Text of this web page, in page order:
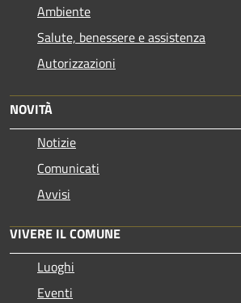
Ambiente
Salute, benessere e assistenza
Autorizzazioni
NOVITÀ
Notizie
Comunicati
Avvisi
VIVERE IL COMUNE
Luoghi
Eventi